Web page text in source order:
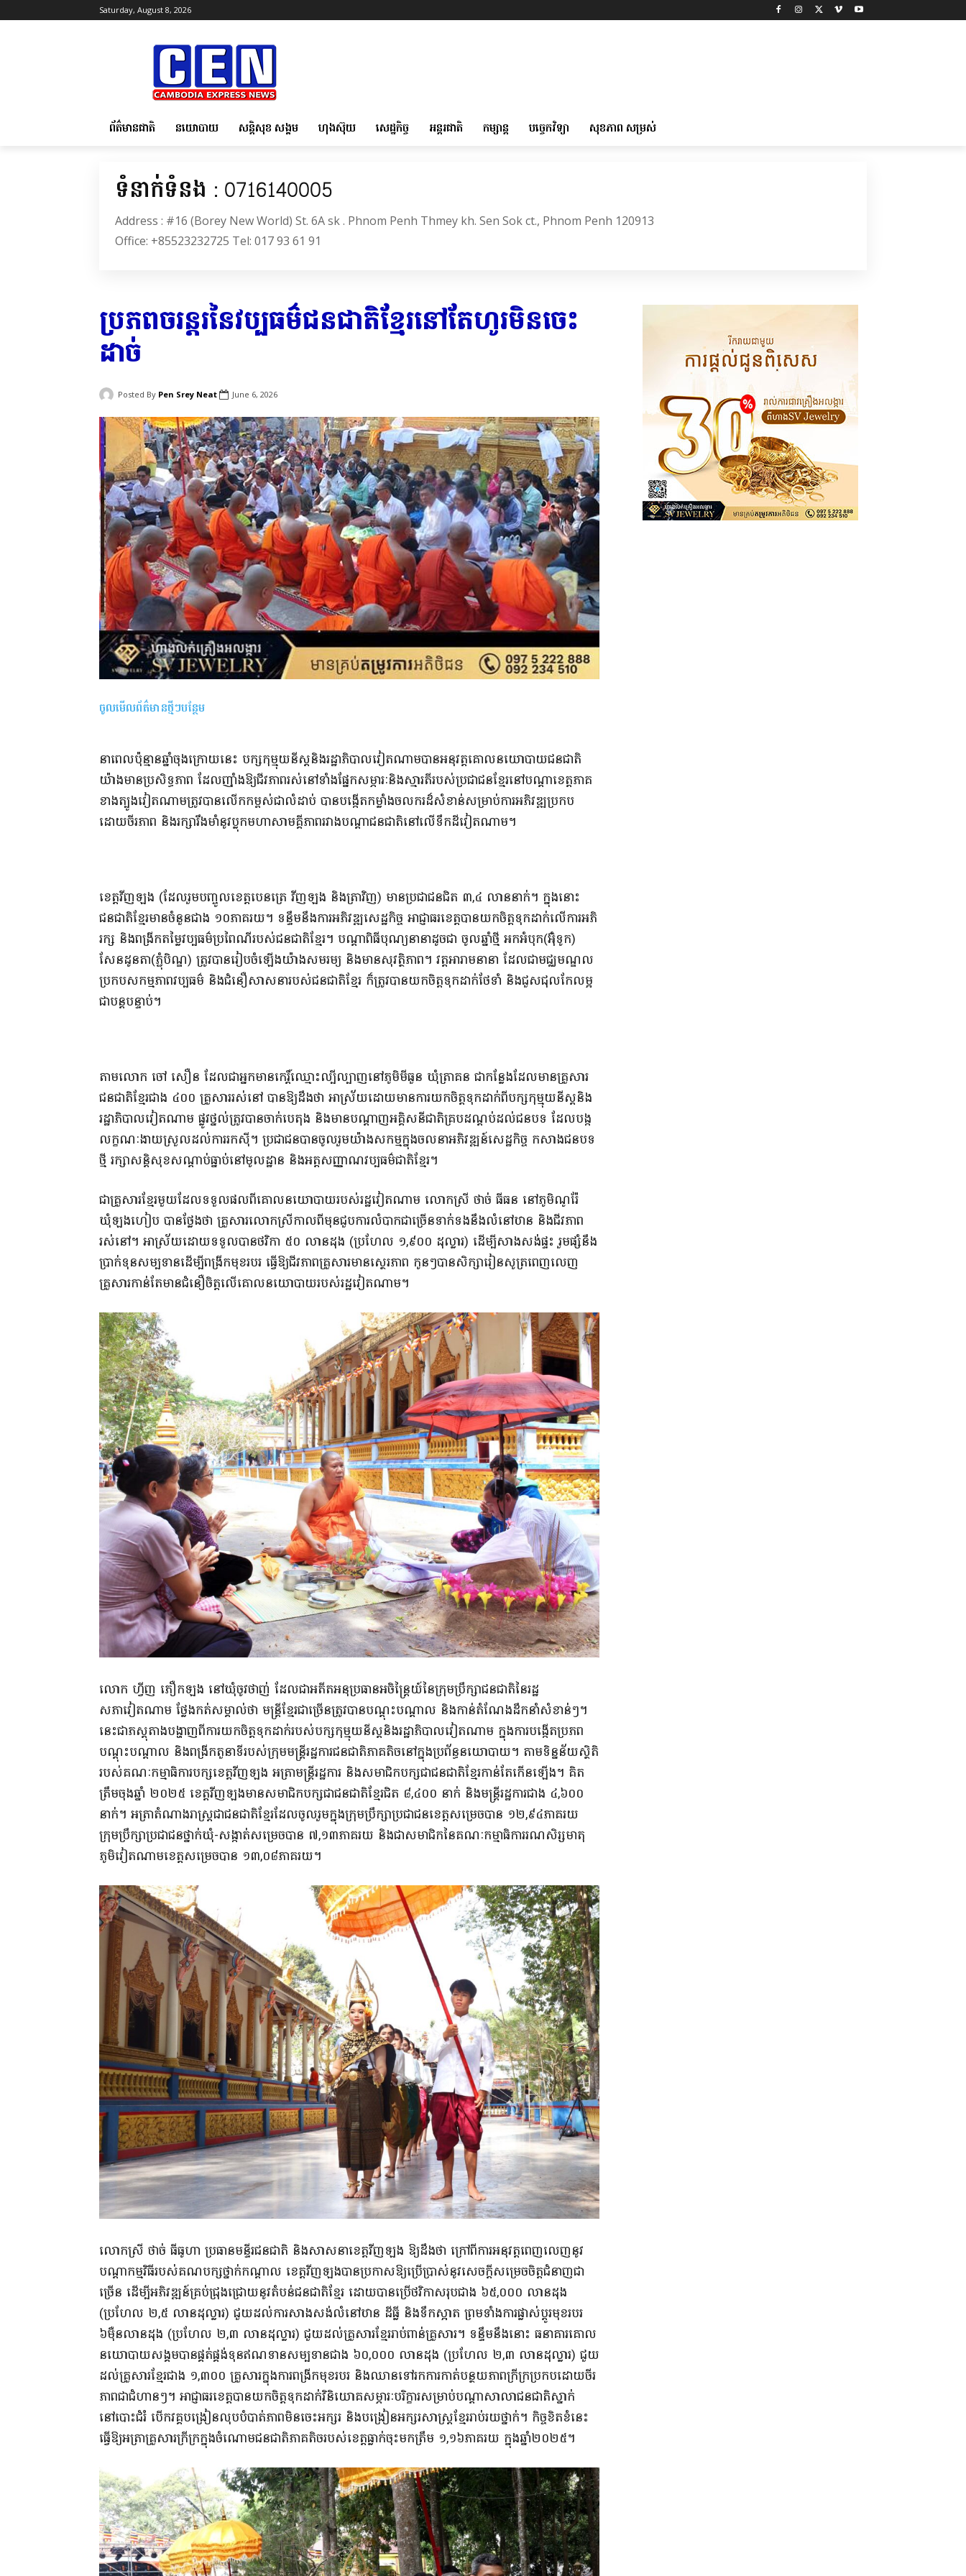
Saturday, August 8, 2026
ព័ត៌មានជាតិ នយោបាយ សន្តិសុខ សង្គម ហុងស៊ុយ សេដ្ឋកិច្ច អន្តរជាតិ កម្សាន្ត បច្ចេកវិទ្យា សុខភាព សម្រស់
ទំនាក់ទំនង : 0716140005
Address : #16 (Borey New World) St. 6A sk . Phnom Penh Thmey kh. Sen Sok ct., Phnom Penh 120913
Office: +85523232725 Tel: 017 93 61 91
ប្រភពចរន្តរនៃវប្បធម៌ជនជាតិខ្មែរនៅតែហូរមិនចេះ
ដាច់
Posted By Pen Srey Neat June 6, 2026
ចូលមើលព័ត៌មានថ្មីៗបន្ថែម
នាពេលប៉ុន្មានឆ្នាំចុងក្រោយនេះ បក្សកុម្មុយនីស្តនិងរដ្ឋាភិបាលវៀតណាមបានអនុវត្តគោលនយោបាយជនជាតិ
យ៉ាងមានប្រសិទ្ធភាព ដែលញ៉ាំងឱ្យជីវភាពរស់នៅទាំងផ្នែកសម្ភារៈនិងស្មារតីរបស់ប្រជាជនខ្មែរនៅបណ្តាខេត្តភាគ
ខាងត្បូងវៀតណាមត្រូវបានលើកកម្ពស់ជាលំដាប់ បានបង្កើតកម្លាំងចលករដ៏សំខាន់សម្រាប់ការអភិវឌ្ឍប្រកប
ដោយចីរភាព និងរក្សារឹងមាំនូវប្លុកមហាសាមគ្គីភាពរវាងបណ្តាជនជាតិនៅលើទឹកដីវៀតណាម។
ខេត្តវីញឡង (ដែលរួមបញ្ចូលខេត្តបេនត្រេ វីញឡង និងត្រាវិញ) មានប្រជាជនជិត ៣,៤ លាននាក់។ ក្នុងនោះ
ជនជាតិខ្មែរមានចំនួនជាង ១០ភាគរយ។ ទន្ទឹមនឹងការអភិវឌ្ឍសេដ្ឋកិច្ច អាជ្ញាធរខេត្តបានយកចិត្តទុកដាក់លើការអភិ
រក្ស និងពង្រីកតម្លៃវប្បធម៌ប្រពៃណីរបស់ជនជាតិខ្មែរ។ បណ្តាពិធីបុណ្យនានាដូចជា ចូលឆ្នាំថ្មី អកអំបុក(អ៊ុំទូក)
សែនដូនតា(ភ្ជុំបិណ្ឌ) ត្រូវបានរៀបចំឡើងយ៉ាងសមរម្យ និងមានសុវត្ថិភាព។ វត្តអារាមនានា ដែលជាមជ្ឈមណ្ឌល
ប្រកបសកម្មភាពវប្បធម៌ និងជំនឿសាសនារបស់ជនជាតិខ្មែរ ក៏ត្រូវបានយកចិត្តទុកដាក់ថែទាំ និងជួសជុលកែលម្អ
ជាបន្តបន្ទាប់។
តាមលោក ចៅ សឿន ដែលជាអ្នកមានកេរ្តិ៍ឈ្មោះល្បីល្បាញនៅភូមិមីធួន ឃុំត្រាគន ជាកន្លែងដែលមានគ្រួសារ
ជនជាតិខ្មែរជាង ៤០០ គ្រួសាររស់នៅ បានឱ្យដឹងថា អាស្រ័យដោយមានការយកចិត្តទុកដាក់ពីបក្សកុម្មុយនីស្តនិង
រដ្ឋាភិបាលវៀតណាម ផ្លូវថ្នល់ត្រូវបានចាក់បេតុង និងមានបណ្តាញអគ្គិសនីជាតិគ្របដណ្តប់ដល់ជនបទ ដែលបង្ក
លក្ខណៈងាយស្រួលដល់ការរកស៊ី។ ប្រជាជនបានចូលរួមយ៉ាងសកម្មក្នុងចលនាអភិវឌ្ឍន៍សេដ្ឋកិច្ច កសាងជនបទ
ថ្មី រក្សាសន្តិសុខសណ្តាប់ធ្នាប់នៅមូលដ្ឋាន និងអត្តសញ្ញាណវប្បធម៌ជាតិខ្មែរ។
ជាគ្រួសារខ្មែរមួយដែលទទួលផលពីគោលនយោបាយរបស់រដ្ឋវៀតណាម លោកស្រី ថាច់ ធីធន នៅភូមិណូរ៉ែ
ឃុំឡងហៀប បានថ្លែងថា គ្រួសារលោកស្រីកាលពីមុនជួបការលំបាកជាច្រើនទាក់ទងនឹងលំនៅឋាន និងជីវភាព
រស់នៅ។ អាស្រ័យដោយទទួលបានថវិកា ៥០ លានដុង (ប្រហែល ១,៩០០ ដុល្លារ) ដើម្បីសាងសង់ផ្ទះ រួមផ្សំនឹង
ប្រាក់ទុនសម្បទានដើម្បីពង្រីកមុខរបរ ធ្វើឱ្យជីវភាពគ្រួសារមានស្ថេរភាព កូនៗបានសិក្សារៀនសូត្រពេញលេញ
គ្រួសារកាន់តែមានជំនឿចិត្តលើគោលនយោបាយរបស់រដ្ឋវៀតណាម។
លោក ហ្វីញ ភឿកឡង នៅឃុំចូវថាញ់ ដែលជាអតីតអនុប្រធានអចិន្ត្រៃយ៍នៃក្រុមប្រឹក្សាជនជាតិនៃរដ្ឋ
សភាវៀតណាម ថ្លែងកត់សម្គាល់ថា មន្ត្រីខ្មែរជាច្រើនត្រូវបានបណ្តុះបណ្តាល និងកាន់តំណែងដឹកនាំសំខាន់ៗ។
នេះជាភស្តុតាងបង្ហាញពីការយកចិត្តទុកដាក់របស់បក្សកុម្មុយនីស្តនិងរដ្ឋាភិបាលវៀតណាម ក្នុងការបង្កើតប្រភព
បណ្តុះបណ្តាល និងពង្រីកតួនាទីរបស់ក្រុមមន្ត្រីរដ្ឋការជនជាតិភាគតិចនៅក្នុងប្រព័ន្ធនយោបាយ។ តាមទិន្នន័យស្ថិតិ
របស់គណៈកម្មាធិការបក្សខេត្តវីញឡង អត្រាមន្ត្រីរដ្ឋការ និងសមាជិកបក្សជាជនជាតិខ្មែរកាន់តែកើនឡើង។ គិត
ត្រឹមចុងឆ្នាំ ២០២៥ ខេត្តវីញឡងមានសមាជិកបក្សជាជនជាតិខ្មែរជិត ៨,៤០០ នាក់ និងមន្ត្រីរដ្ឋការជាង ៤,៦០០
នាក់។ អត្រាតំណាងរាស្ត្រជាជនជាតិខ្មែរដែលចូលរួមក្នុងក្រុមប្រឹក្សាប្រជាជនខេត្តសម្រេចបាន ១២,៩៤ភាគរយ
ក្រុមប្រឹក្សាប្រជាជនថ្នាក់ឃុំ-សង្កាត់សម្រេចបាន ៧,១៣ភាគរយ និងជាសមាជិកនៃគណៈកម្មាធិការរណសិរ្សមាតុ
ភូមិវៀតណាមខេត្តសម្រេចបាន ១៣,០៨ភាគរយ។
លោកស្រី ថាច់ ធីធូហា ប្រធានមន្ទីរជនជាតិ និងសាសនាខេត្តវីញឡង ឱ្យដឹងថា ក្រៅពីការអនុវត្តពេញលេញនូវ
បណ្តាកម្មវិធីរបស់គណបក្សថ្នាក់កណ្ដាល ខេត្តវីញឡងបានប្រកាសឱ្យប្រើប្រាស់នូវសេចក្តីសម្រេចចិត្តជំនាញជា
ច្រើន ដើម្បីអភិវឌ្ឍន៍គ្រប់ជ្រុងជ្រោយនូវតំបន់ជនជាតិខ្មែរ ដោយបានប្រើថវិកាសរុបជាង ៦៥,០០០ លានដុង
(ប្រហែល ២,៥ លានដុល្លារ) ជួយដល់ការសាងសង់លំនៅឋាន ដីធ្លី និងទឹកស្អាត ព្រមទាំងការផ្លាស់ប្តូរមុខរបរ
៦ម៉ឺនលានដុង (ប្រហែល ២,៣ លានដុល្លារ) ជួយដល់គ្រួសារខ្មែររាប់ពាន់គ្រួសារ។ ទន្ទឹមនឹងនោះ ធនាគារគោល
នយោបាយសង្គមបានផ្គត់ផ្គង់ទុនឥណទានសម្បទានជាង ៦០,០០០ លានដុង (ប្រហែល ២,៣ លានដុល្លារ) ជួយ
ដល់គ្រួសារខ្មែរជាង ១,៣០០ គ្រួសារក្នុងការពង្រីកមុខរបរ និងឈានទៅរកការកាត់បន្ថយភាពក្រីក្រប្រកបដោយចីរ
ភាពជាជំហានៗ។ អាជ្ញាធរខេត្តបានយកចិត្តទុកដាក់វិនិយោគសម្ភារៈបរិក្ខារសម្រាប់បណ្តាសាលាជនជាតិស្នាក់
នៅបោះជំរំ បើកវគ្គបង្រៀនលុបបំបាត់ភាពមិនចេះអក្សរ និងបង្រៀនអក្សរសាស្ត្រខ្មែររាប់រយថ្នាក់។ កិច្ចខិតខំនេះ
ធ្វើឱ្យអត្រាគ្រួសារក្រីក្រក្នុងចំណោមជនជាតិភាគតិចរបស់ខេត្តធ្លាក់ចុះមកត្រឹម ១,១៦ភាគរយ ក្នុងឆ្នាំ២០២៥។